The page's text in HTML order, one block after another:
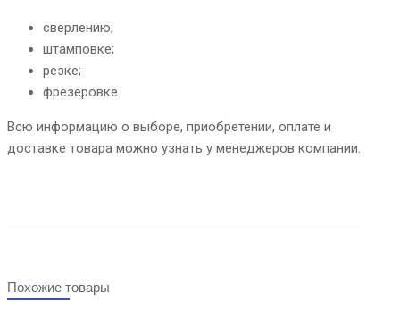
сверлению;
штамповке;
резке;
фрезеровке.
Всю информацию о выборе, приобретении, оплате и
доставке товара можно узнать у менеджеров компании.
Похожие товары